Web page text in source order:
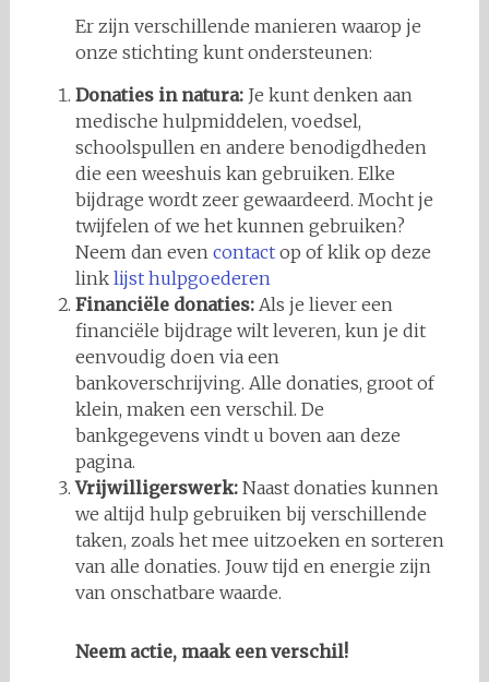
Er zijn verschillende manieren waarop je
onze stichting kunt ondersteunen:
Donaties in natura:Je kunt denken aan
medische hulpmiddelen, voedsel,
schoolspullen en andere benodigdheden
die een weeshuis kan gebruiken. Elke
bijdrage wordt zeer gewaardeerd. Mocht je
twijfelen of we het kunnen gebruiken?
Neem dan even contactop of klik op deze
link lijst hulpgoederen
Financiële donaties:Als je liever een
financiële bijdrage wilt leveren, kun je dit
eenvoudig doen via een
bankoverschrijving. Alle donaties, groot of
klein, maken een verschil. De
bankgegevens vindt u boven aan deze
pagina.
Vrijwilligerswerk:Naast donaties kunnen
we altijd hulp gebruiken bij verschillende
taken, zoals het mee uitzoeken en sorteren
van alle donaties. Jouw tijd en energie zijn
van onschatbare waarde.
Neem actie, maak een verschil!